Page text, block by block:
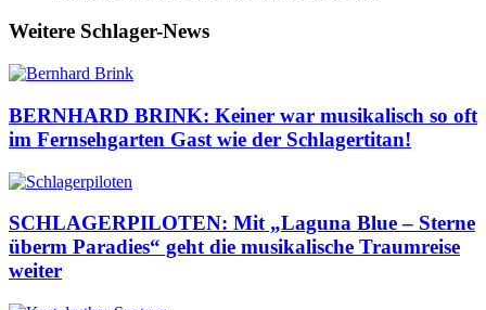
Weitere Schlager-News
BERNHARD BRINK: Keiner war musikalisch so oft
im Fernsehgarten Gast wie der Schlagertitan!
SCHLAGERPILOTEN: Mit „Laguna Blue – Sterne
überm Paradies“ geht die musikalische Traumreise
weiter